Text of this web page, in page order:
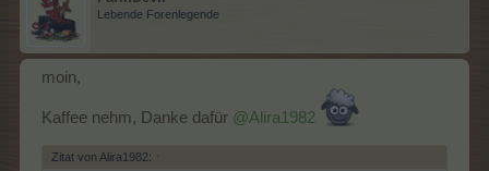
Lebende Forenlegende
moin,
Kaffee nehm, Danke dafür @Alira1982
Zitat von Alira1982: ↑